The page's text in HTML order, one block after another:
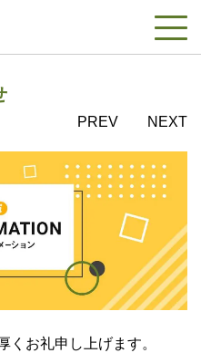
PREV NEXT
くお礼申し上げます。